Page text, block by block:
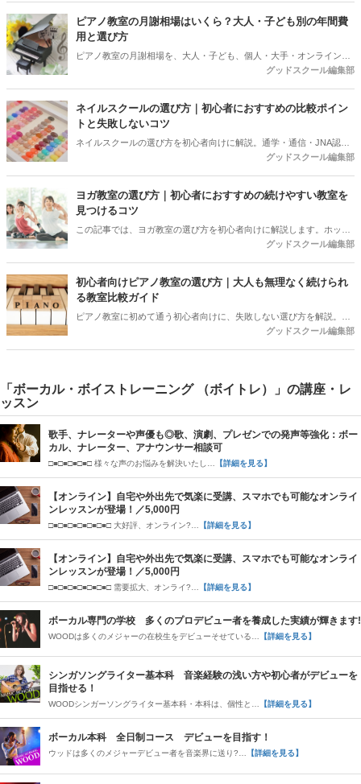
ピアノ教室の月謝相場はいくら？大人・子ども別の年間費
用と選び方
ピアノ教室の月謝相場を、大人・子ども、個人・大手・オンラインで
比較。30分換算の料金、入会金・施設費・発表会費を含む初年度総
グッドスクール編集部
ネイルスクールの選び方｜初心者におすすめの比較ポイン
トと失敗しないコツ
ネイルスクールの選び方を初心者向けに解説。通学・通信・JNA認定
校の違い、目的別の選び方、料金相場、教育訓練給付金、体験で確認
グッドスクール編集部
ヨガ教室の選び方｜初心者におすすめの続けやすい教室を
見つけるコツ
この記事では、ヨガ教室の選び方を初心者向けに解説します。ホット
ヨガと常温ヨガの違いや目的別の選び方、料金相場、体験レッスンで
件から比較できます。
グッドスクール編集部
初心者向けピアノ教室の選び方｜大人も無理なく続けられ
る教室比較ガイド
ピアノ教室に初めて通う初心者向けに、失敗しない選び方を解説。大
手・個人教室の違い、料金相場、先生との相性、体験レッスンで確認
グッドスクール編集部
「ボーカル・ボイストレーニング （ボイトレ）」の講座・レ
ッスン
歌手、ナレーターや声優も◎歌、演劇、プレゼンでの発声等強化：ボー
カル、ナレーター、アナウンサー相談可
□■□■□■□■□ 様々な声のお悩みを解決いたし… 【詳細を見る】
【オンライン】自宅や外出先で気楽に受講、スマホでも可能なオンライ
ンレッスンが登場！／5,000円
□■□■□■□■□■□■□ 大好評、オンライン?… 【詳細を見る】
【オンライン】自宅や外出先で気楽に受講、スマホでも可能なオンライ
ンレッスンが登場！／5,000円
□■□■□■□■□■□■□ 需要拡大、オンライ?… 【詳細を見る】
ボーカル専門の学校 多くのプロデビュー者を養成した実績が輝きます!
WOODは多くのメジャーの在校生をデビューそせている… 【詳細を見る】
シンガソングライター基本科 音楽経験の浅い方や初心者がデビューを
目指せる！
WOODシンガーソングライター基本科・本科は、個性と… 【詳細を見る】
ボーカル本科 全日制コース デビューを目指す！
ウッドは多くのメジャーデビュー者を音楽界に送り?… 【詳細を見る】